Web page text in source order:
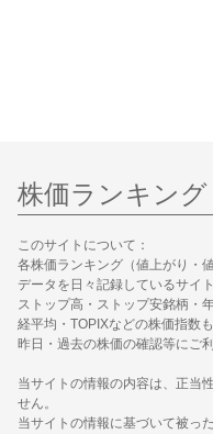
株価ランキング
このサイトについて：
各株価ランキング（値上がり・
データを日々記録しているサイト
ストップ高・ストップ安銘柄・
経平均・TOPIXなどの株価指数
昨日・過去の株価の確認等にご
当サイトの情報の内容は、正当
せん。
当サイトの情報に基づいて被っ